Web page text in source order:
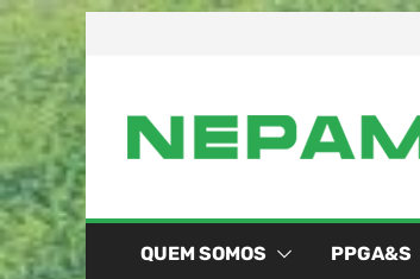
QUEM SOMOS PPGA&S